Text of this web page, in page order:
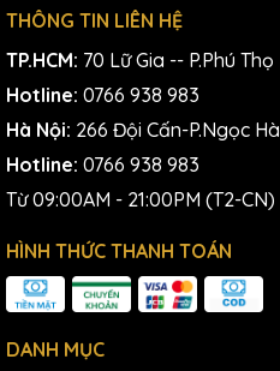
THÔNG TIN LIÊN HỆ
TP.HCM: 70 Lữ Gia -- P.Phú Thọ
Hotline: 0766 938 983
Hà Nội: 266 Đội Cấn-P.Ngọc Hà
Hotline: 0766 938 983
Từ 09:00AM - 21:00PM (T2-CN)
HÌNH THỨC THANH TOÁN
DANH MỤC